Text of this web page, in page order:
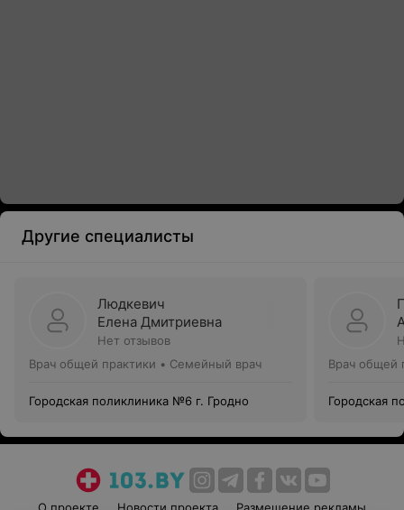
Другие специалисты
Людкевич
Елена Дмитриевна
Нет отзывов
Врач общей практики • Семейный врач
Городская поликлиника №6 г. Гродно
Врач общей
Городская